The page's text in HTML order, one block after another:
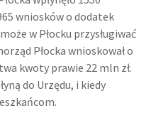
wniosków o dodatek
w Płocku przysługiwać
Płocka wnioskował o
kwoty prawie 22 mln zł.
do Urzędu, i kiedy